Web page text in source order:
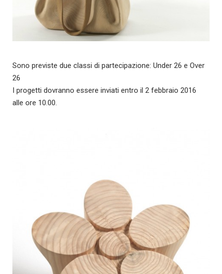
Sono previste due classi di partecipazione: Under 26 e Over
26
I progetti dovranno essere inviati entro il 2 febbraio 2016
alle ore 10.00.